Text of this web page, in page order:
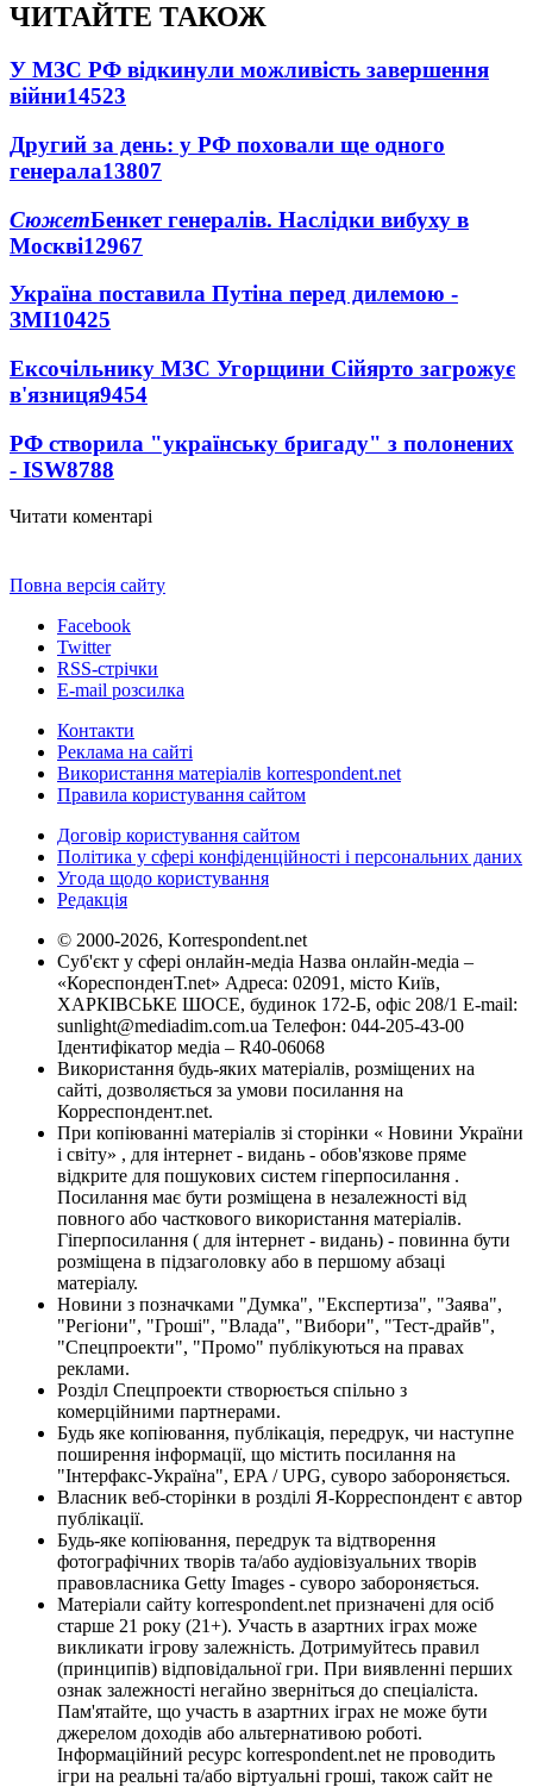
ЧИТАЙТЕ ТАКОЖ
У МЗС РФ відкинули можливість завершення
війни14523
Другий за день: у РФ поховали ще одного
генерала13807
СюжетБенкет генералів. Наслідки вибуху в
Москві12967
Україна поставила Путіна перед дилемою -
ЗМІ10425
Ексочільнику МЗС Угорщини Сійярто загрожує
в'язниця9454
РФ створила "українську бригаду" з полонених
- ISW8788
Читати коментарі
Повна версія сайту
Facebook
Twitter
RSS-стрічки
E-mail розсилка
Контакти
Реклама на сайті
Використання матеріалів korrespondent.net
Правила користування сайтом
Договір користування сайтом
Політика у сфері конфіденційності і персональних даних
Угода щодо користування
Редакція
© 2000-2026, Korrespondent.net
Суб'єкт у сфері онлайн-медіа Назва онлайн-медіа –
«КореспонденТ.net» Адреса: 02091, місто Київ,
ХАРКІВСЬКЕ ШОСЕ, будинок 172-Б, офіс 208/1 E-mail:
sunlight@mediadim.com.ua Телефон: 044-205-43-00
Ідентифікатор медіа – R40-06068
Використання будь-яких матеріалів, розміщених на
сайті, дозволяється за умови посилання на
Корреспондент.net.
При копіюванні матеріалів зі сторінки « Новини України
і світу» , для інтернет - видань - обов'язкове пряме
відкрите для пошукових систем гіперпосилання .
Посилання має бути розміщена в незалежності від
повного або часткового використання матеріалів.
Гіперпосилання ( для інтернет - видань) - повинна бути
розміщена в підзаголовку або в першому абзаці
матеріалу.
Новини з позначками "Думка", "Експертиза", "Заява",
"Регіони", "Гроші", "Влада", "Вибори", "Тест-драйв",
"Спецпроекти", "Промо" публікуються на правах
реклами.
Розділ Спецпроекти створюється спільно з
комерційними партнерами.
Будь яке копіювання, публікація, передрук, чи наступне
поширення інформації, що містить посилання на
"Інтерфакс-Україна", EPA / UPG, суворо забороняється.
Власник веб-сторінки в розділі Я-Корреспондент є автор
публікації.
Будь-яке копіювання, передрук та відтворення
фотографічних творів та/або аудіовізуальних творів
правовласника Getty Images - суворо забороняється.
Матеріали сайту korrespondent.net призначені для осіб
старше 21 року (21+). Участь в азартних іграх може
викликати ігрову залежність. Дотримуйтесь правил
(принципів) відповідальної гри. При виявленні перших
ознак залежності негайно зверніться до спеціаліста.
Пам'ятайте, що участь в азартних іграх не може бути
джерелом доходів або альтернативою роботі.
Інформаційний ресурс korrespondent.net не проводить
ігри на реальні та/або віртуальні гроші, також сайт не